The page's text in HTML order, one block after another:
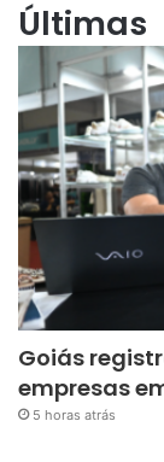
Últimas
Goiás
empresas
5 horas atrás